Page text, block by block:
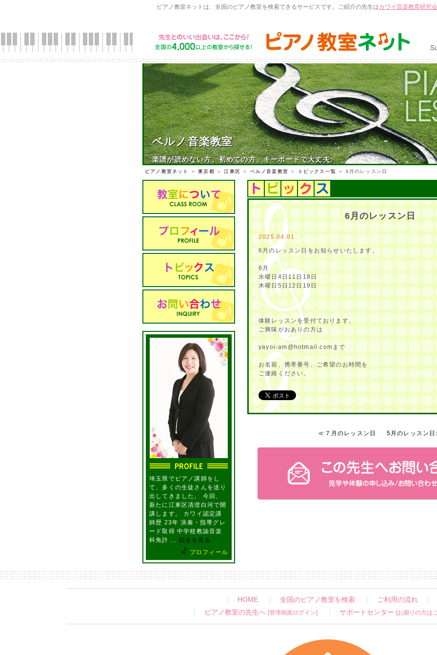
ピアノ教室ネットは、全国のピアノ教室を検索できるサービスです。ご紹介の先生はカワイ音楽教育研究会
ベルノ音楽教室
楽譜が読めない方、初めての方、キーボードで大丈夫♪
ピアノ教室ネット ＞東京都 ＞江東区 ＞ ベルノ音楽教室 ＞ トピックス一覧 ＞ 6月のレッスン日
埼玉県でピアノ講師をし
て、多くの生徒さんを送り
出してきました。 今回、
新たに江東区清澄白河で開
講します。 カワイ認定講
師歴 23年 演奏・指導グレ
ード取得 中学校教諭音楽
科免許 ... 続きを見る
プロフィール
6月のレッスン日
2025.04.01
6月のレッスン日をお知らせいたします。
6月
水曜日4日11日18日
木曜日5日12日19日
体験レッスンを受付ております。
ご興味がおありの方は
yayoi-am@hotmail.comまで
お名前、携帯番号、ご希望のお時間を
ご連絡ください。
≪７月のレッスン日 5月のレッスン
HOME 全国のピアノ教室を検索
ご利用の流れ
ピアノ教室の先生へ [管理画面ログイン] サポートセンター [お困りの方は